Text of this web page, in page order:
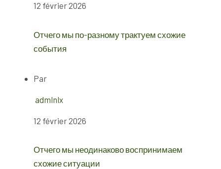
12 février 2026
Отчего мы по-разному трактуем схожие
события
Par
admlnlx
12 février 2026
Отчего мы неодинаково воспринимаем
схожие ситуации